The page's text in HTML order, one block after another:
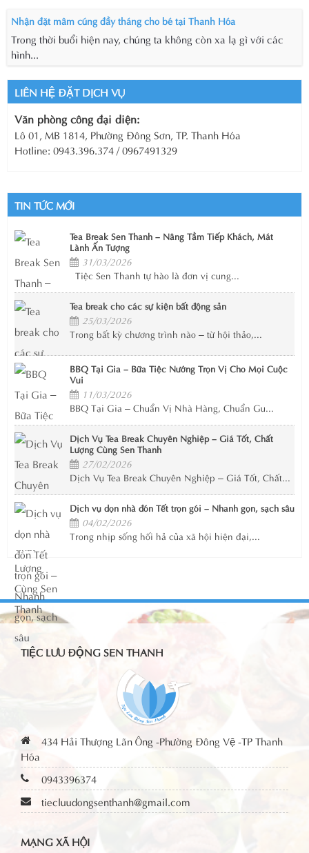
Nhận đặt mâm cúng đầy tháng cho bé tại Thanh Hóa
Trong thời buổi hiện nay, chúng ta không còn xa lạ gì với các
hình...
LIÊN HỆ ĐẶT DỊCH VỤ
Văn phòng công đại diện:
Lô 01, MB 1814, Phường Đông Sơn, TP. Thanh Hóa
Hotline: 0943.396.374 / 0967491329
TIN TỨC MỚI
Tea Break Sen Thanh – Nâng Tầm Tiếp Khách, Mát
Lành Ấn Tượng
31/03/2026
Tiệc Sen Thanh tự hào là đơn vị cung...
Tea break cho các sự kiện bất động sản
25/03/2026
Trong bất kỳ chương trình nào – từ hội thảo,...
BBQ Tại Gia – Bữa Tiệc Nướng Trọn Vị Cho Mọi Cuộc
Vui
11/03/2026
BBQ Tại Gia – Chuẩn Vị Nhà Hàng, Chuẩn Gu...
Dịch Vụ Tea Break Chuyên Nghiệp – Giá Tốt, Chất
Lượng Cùng Sen Thanh
27/02/2026
Dịch Vụ Tea Break Chuyên Nghiệp – Giá Tốt, Chất...
Dịch vụ dọn nhà đón Tết trọn gói – Nhanh gọn, sạch sâu
04/02/2026
Trong nhịp sống hối hả của xã hội hiện đại,...
TIỆC LƯU ĐỘNG SEN THANH
434 Hải Thượng Lãn Ông -Phường Đông Vệ -TP Thanh
Hóa
0943396374
tiecluudongsenthanh@gmail.com
MẠNG XÃ HỘI